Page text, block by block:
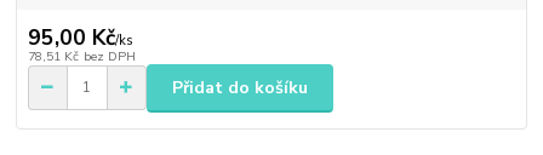
95,00 Kč/ks
78,51 Kč bez DPH
Přidat do košíku